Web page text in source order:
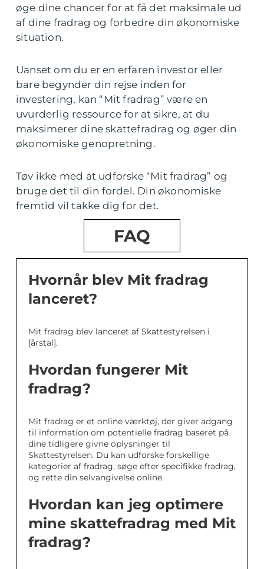
øge dine chancer for at få det maksimale ud
af dine fradrag og forbedre din økonomiske
situation.
Uanset om du er en erfaren investor eller
bare begynder din rejse inden for
investering, kan “Mit fradrag” være en
uvurderlig ressource for at sikre, at du
maksimerer dine skattefradrag og øger din
økonomiske genopretning.
Tøv ikke med at udforske “Mit fradrag” og
bruge det til din fordel. Din økonomiske
fremtid vil takke dig for det.
FAQ
Hvornår blev Mit fradrag
lanceret?
Mit fradrag blev lanceret af Skattestyrelsen i
[årstal].
Hvordan fungerer Mit
fradrag?
Mit fradrag er et online værktøj, der giver adgang
til information om potentielle fradrag baseret på
dine tidligere givne oplysninger til
Skattestyrelsen. Du kan udforske forskellige
kategorier af fradrag, søge efter specifikke fradrag,
og rette din selvangivelse online.
Hvordan kan jeg optimere
mine skattefradrag med Mit
fradrag?